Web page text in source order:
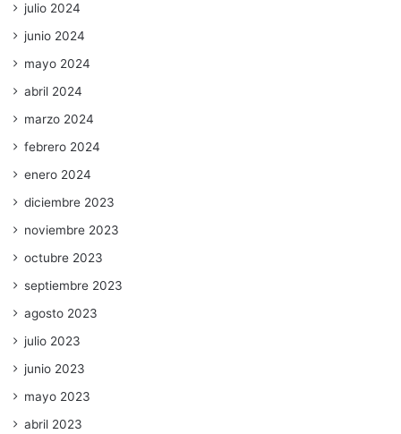
julio 2024
junio 2024
mayo 2024
abril 2024
marzo 2024
febrero 2024
enero 2024
diciembre 2023
noviembre 2023
octubre 2023
septiembre 2023
agosto 2023
julio 2023
junio 2023
mayo 2023
abril 2023